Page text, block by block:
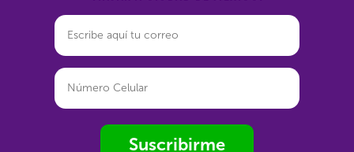
Suscribirme